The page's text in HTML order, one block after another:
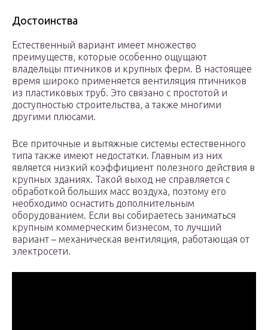
Достоинства
Естественный вариант имеет множество
преимуществ, которые особенно ощущают
владельцы птичников и крупных ферм. В настоящее
время широко применяется вентиляция птичников
из пластиковых труб. Это связано с простотой и
доступностью строительства, а также многими
другими плюсами.
Все приточные и вытяжные системы естественного
типа также имеют недостатки. Главным из них
является низкий коэффициент полезного действия в
крупных зданиях. Такой выход не справляется с
обработкой больших масс воздуха, поэтому его
необходимо оснастить дополнительным
оборудованием. Если вы собираетесь заниматься
крупным коммерческим бизнесом, то лучший
вариант – механическая вентиляция, работающая от
электросети.